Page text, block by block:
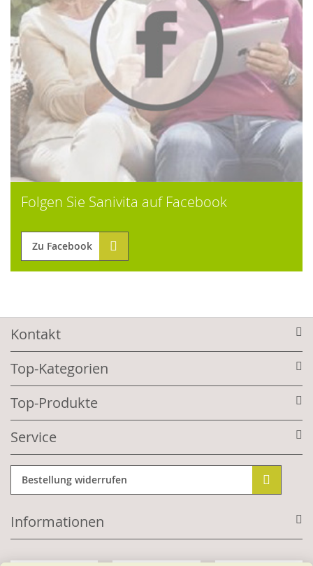
Folgen Sie Sanivita auf Facebook
Zu Facebook
Kontakt
Top-Kategorien
Top-Produkte
Service
Bestellung widerrufen
Informationen